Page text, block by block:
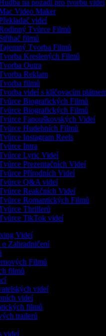
na pozadí pro tvorbu videí
Video Maker
videí
Tvůrce Filmů
filmů
Tvorba Filmů
Kreslených Filmů
Outra
Reklam
filmů
videí s klíčovacím plátnem
Biografických Filmů
Biografických Filmů
Fanouškovských Videí
Hudebních Filmů
Instagram Reels
Intra
Lyric Videí
Prezentačních Videí
Přírodních Videí
Q&A videí
Reakčních Videí
Romantických Filmů
Thrillerů
TikTok videí
Videí
o Zahradničení
Filmů
filmů
videí
videí
filmů
trailerů
videí